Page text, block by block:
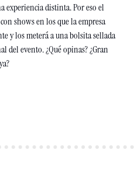
experiencia distinta. Por eso el
shows en los que la empresa
y los meterá a una bolsita sellada
del evento. ¿Qué opinas? ¿Gran